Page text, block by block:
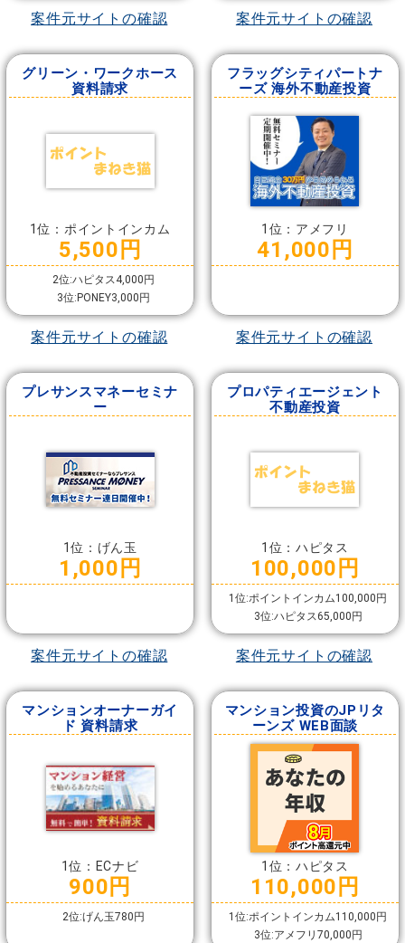
案件元サイトの確認 案件元サイトの確認
グリーン・ワークホース
資料請求
1位：ポイントインカム
5,500円
2位:ハピタス4,000円
3位:PONEY3,000円
案件元サイトの確認
フラッグシティパートナ
ーズ 海外不動産投資
1位：アメフリ
41,000円
案件元サイトの確認
プレサンスマネーセミナ
ー
1位：げん玉
1,000円
案件元サイトの確認
プロパティエージェント
不動産投資
1位：ハピタス
100,000円
1位:ポイントインカム100,000円
3位:ハピタス65,000円
案件元サイトの確認
マンションオーナーガイ
ド 資料請求
1位：ECナビ
900円
2位:げん玉780円
マンション投資のJPリタ
ーンズ WEB面談
1位：ハピタス
110,000円
1位:ポイントインカム110,000円
3位:アメフリ70,000円